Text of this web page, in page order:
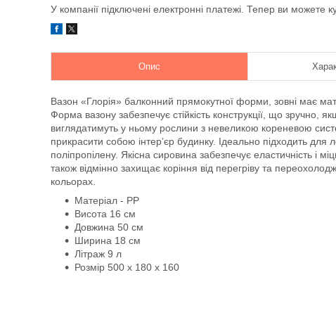
У компанії підключені електронні платежі. Тепер ви можете
Опис
Вазон «Глорія» балконний прямокутної форми, зовні має
Форма вазону забезпечує стійкість конструкції, що зручно,
виглядатимуть у ньому рослини з невеликою кореневою
прикрасити собою інтер’єр будинку. Ідеально підходить для
поліпропілену. Якісна сировина забезпечує еластичність і
також відмінно захищає коріння від перегріву та
кольорах.
Матеріал - PP
Висота 16 см
Довжина 50 см
Ширина 18 см
Літраж 9 л
Розмір 500 x 180 x 160